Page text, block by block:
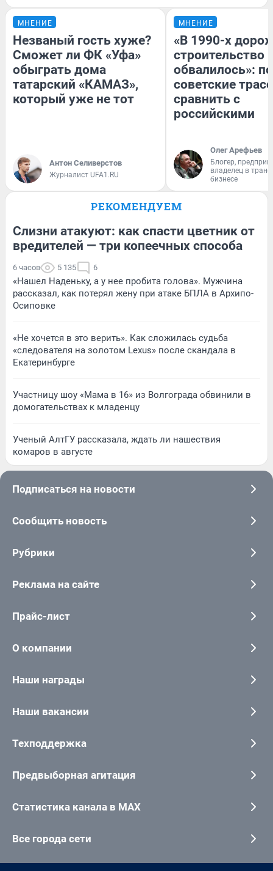
МНЕНИЕ
Незваный гость хуже?
Сможет ли ФК «Уфа»
обыграть дома
татарский «КАМАЗ»,
который уже не тот
Антон Селиверстов
Журналист UFA1.RU
МНЕНИЕ
«В 1990-х
строительство
обвалилось»:
советские
сравнить с
российскими
Олег Арефьев
Блогер,
владелец в
бизнесе
РЕКОМЕНДУЕМ
Слизни атакуют: как спасти цветник от
вредителей — три копеечных способа
6 часов 5 135 6
«Нашел Наденьку, а у нее пробита голова». Мужчина
рассказал, как потерял жену при атаке БПЛА в Архипо-
Осиповке
«Не хочется в это верить». Как сложилась судьба
«следователя на золотом Lexus» после скандала в
Екатеринбурге
Участницу шоу «Мама в 16» из Волгограда обвинили в
домогательствах к младенцу
Ученый АлтГУ рассказала, ждать ли нашествия
комаров в августе
Подписаться на новости
Сообщить новость
Рубрики
Реклама на сайте
Прайс-лист
О компании
Наши награды
Наши вакансии
Техподдержка
Предвыборная агитация
Статистика канала в MAX
Все города сети